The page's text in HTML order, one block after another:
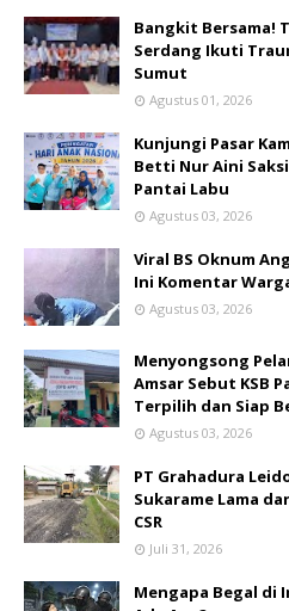
Bangkit Bersama!
Serdang Ikuti
Sumut
Agustus 01, 2026
Kunjungi Pasar
Betti Nur Aini
Pantai Labu
Agustus 03, 2026
Viral BS Oknum
Ini Komentar
Agustus 03, 2026
Menyongsong
Amsar Sebut KSB
Terpilih dan Siap
Agustus 03, 2026
PT Grahadura
Sukarame Lama
CSR
Juli 31, 2026
Mengapa Begal di